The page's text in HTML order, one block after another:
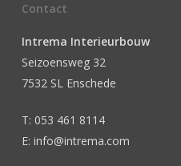
Contact
Intrema Interieurbouw
Seizoensweg 32
7532 SL Enschede
T: 053 461 8114
E: info@intrema.com